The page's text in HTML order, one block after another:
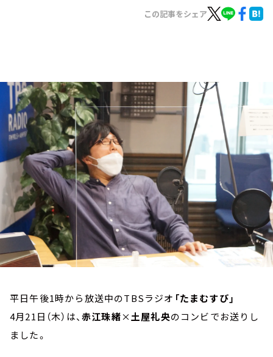
お知らせ
イベント・グッズ
YouTube
会社情報
この記事をシェア
平日午後1時から放送中のTBSラジオ 「たまむすび」
4月21日（木）は、赤江珠緒×土屋礼央のコンビでお送りし
ました。